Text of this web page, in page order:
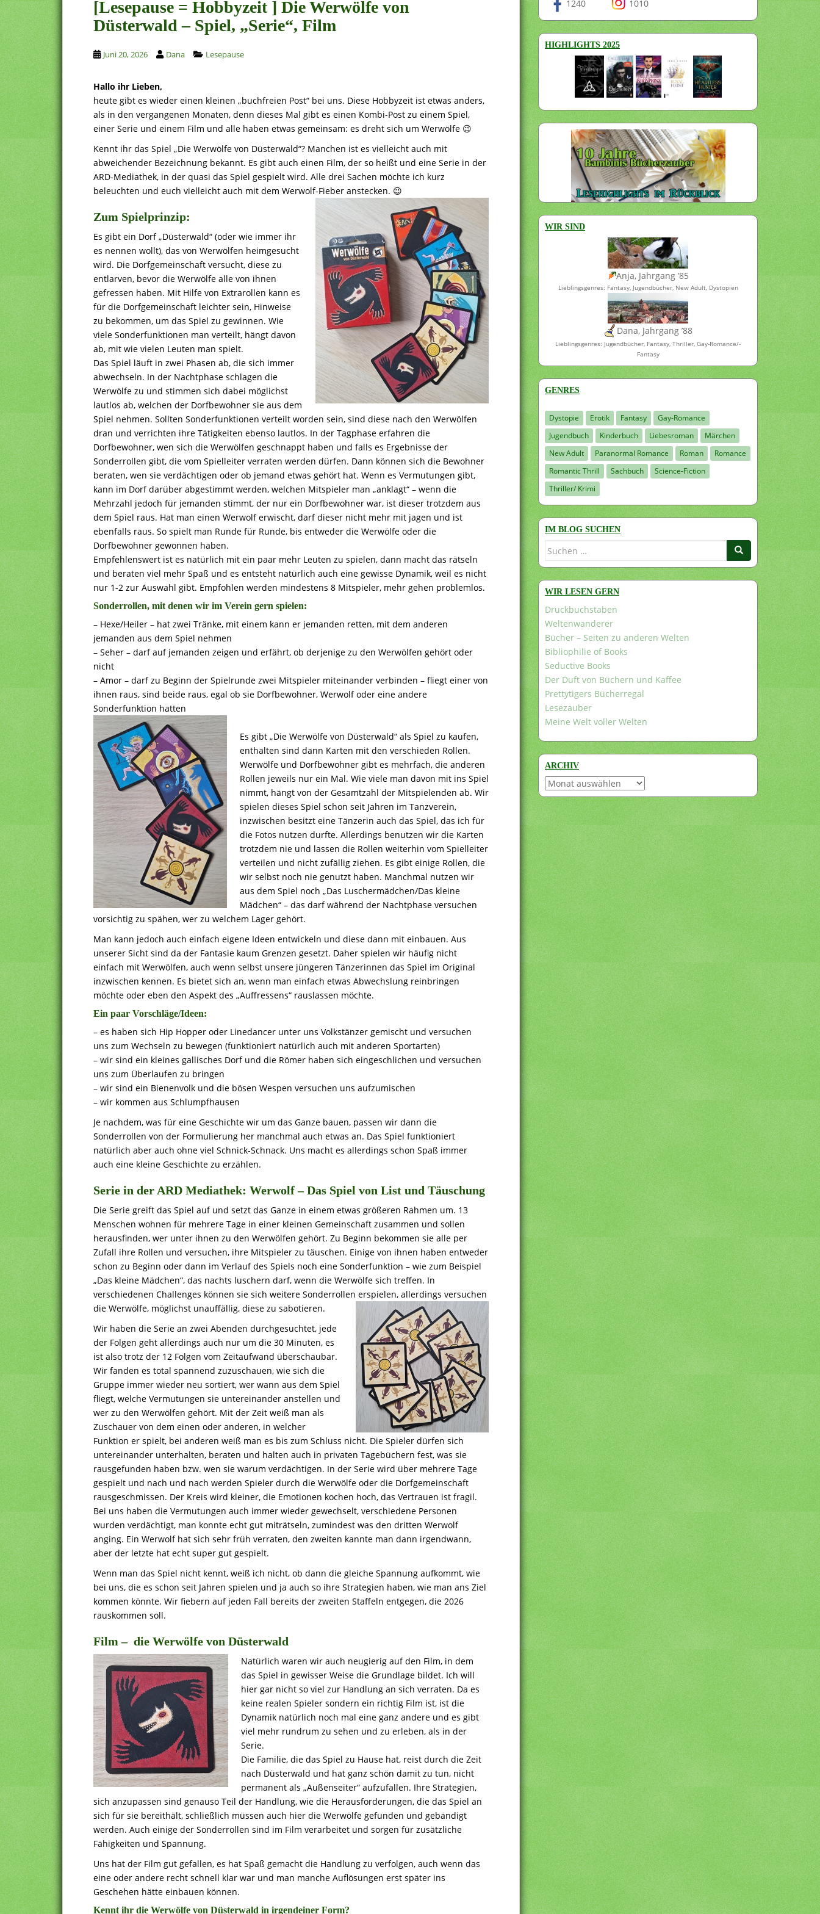
[Lesepause = Hobbyzeit ] Die Werwölfe von
Düsterwald – Spiel, „Serie“, Film
Juni 20, 2026 Dana Lesepause
Hallo ihr Lieben,
heute gibt es wieder einen kleinen „buchfreien Post“ bei uns. Diese Hobbyzeit ist etwas anders,
als in den vergangenen Monaten, denn dieses Mal gibt es einen Kombi-Post zu einem Spiel,
einer Serie und einem Film und alle haben etwas gemeinsam: es dreht sich um Werwölfe 😉
Kennt ihr das Spiel „Die Werwölfe von Düsterwald“? Manchen ist es vielleicht auch mit
abweichender Bezeichnung bekannt. Es gibt auch einen Film, der so heißt und eine Serie in der
ARD-Mediathek, in der quasi das Spiel gespielt wird. Alle drei Sachen möchte ich kurz
beleuchten und euch vielleicht auch mit dem Werwolf-Fieber anstecken. 😉
Zum Spielprinzip:
Es gibt ein Dorf „Düsterwald“ (oder wie immer ihr
es nennen wollt), das von Werwölfen heimgesucht
wird. Die Dorfgemeinschaft versucht, diese zu
entlarven, bevor die Werwölfe alle von ihnen
gefressen haben. Mit Hilfe von Extrarollen kann es
für die Dorfgemeinschaft leichter sein, Hinweise
zu bekommen, um das Spiel zu gewinnen. Wie
viele Sonderfunktionen man verteilt, hängt davon
ab, mit wie vielen Leuten man spielt.
Das Spiel läuft in zwei Phasen ab, die sich immer
abwechseln. In der Nachtphase schlagen die
Werwölfe zu und stimmen sich dabei möglichst
lautlos ab, welchen der Dorfbewohner sie aus dem
Spiel nehmen. Sollten Sonderfunktionen verteilt worden sein, sind diese nach den Werwölfen
dran und verrichten ihre Tätigkeiten ebenso lautlos. In der Tagphase erfahren die
Dorfbewohner, wen sich die Werwölfen geschnappt haben und falls es Ergebnisse der
Sonderrollen gibt, die vom Spielleiter verraten werden dürfen. Dann können sich die Bewohner
beraten, wen sie verdächtigen oder ob jemand etwas gehört hat. Wenn es Vermutungen gibt,
kann im Dorf darüber abgestimmt werden, welchen Mitspieler man „anklagt“ – wenn die
Mehrzahl jedoch für jemanden stimmt, der nur ein Dorfbewohner war, ist dieser trotzdem aus
dem Spiel raus. Hat man einen Werwolf erwischt, darf dieser nicht mehr mit jagen und ist
ebenfalls raus. So spielt man Runde für Runde, bis entweder die Werwölfe oder die
Dorfbewohner gewonnen haben.
Empfehlenswert ist es natürlich mit ein paar mehr Leuten zu spielen, dann macht das rätseln
und beraten viel mehr Spaß und es entsteht natürlich auch eine gewisse Dynamik, weil es nicht
nur 1-2 zur Auswahl gibt. Empfohlen werden mindestens 8 Mitspieler, mehr gehen problemlos.
Sonderrollen, mit denen wir im Verein gern spielen:
– Hexe/Heiler – hat zwei Tränke, mit einem kann er jemanden retten, mit dem anderen
jemanden aus dem Spiel nehmen
– Seher – darf auf jemanden zeigen und erfährt, ob derjenige zu den Werwölfen gehört oder
nicht
– Amor – darf zu Beginn der Spielrunde zwei Mitspieler miteinander verbinden – fliegt einer von
ihnen raus, sind beide raus, egal ob sie Dorfbewohner, Werwolf oder eine andere
Sonderfunktion hatten
Es gibt „Die Werwölfe von Düsterwald“ als Spiel zu kaufen,
enthalten sind dann Karten mit den verschieden Rollen.
Werwölfe und Dorfbewohner gibt es mehrfach, die anderen
Rollen jeweils nur ein Mal. Wie viele man davon mit ins Spiel
nimmt, hängt von der Gesamtzahl der Mitspielenden ab. Wir
spielen dieses Spiel schon seit Jahren im Tanzverein,
inzwischen besitzt eine Tänzerin auch das Spiel, das ich für
die Fotos nutzen durfte. Allerdings benutzen wir die Karten
trotzdem nie und lassen die Rollen weiterhin vom Spielleiter
verteilen und nicht zufällig ziehen. Es gibt einige Rollen, die
wir selbst noch nie genutzt haben. Manchmal nutzen wir
aus dem Spiel noch „Das Luschermädchen/Das kleine
Mädchen“ – das darf während der Nachtphase versuchen
vorsichtig zu spähen, wer zu welchem Lager gehört.
Man kann jedoch auch einfach eigene Ideen entwickeln und diese dann mit einbauen. Aus
unserer Sicht sind da der Fantasie kaum Grenzen gesetzt. Daher spielen wir häufig nicht
einfach mit Werwölfen, auch wenn selbst unsere jüngeren Tänzerinnen das Spiel im Original
inzwischen kennen. Es bietet sich an, wenn man einfach etwas Abwechslung reinbringen
möchte oder eben den Aspekt des „Auffressens“ rauslassen möchte.
Ein paar Vorschläge/Ideen:
– es haben sich Hip Hopper oder Linedancer unter uns Volkstänzer gemischt und versuchen
uns zum Wechseln zu bewegen (funktioniert natürlich auch mit anderen Sportarten)
– wir sind ein kleines gallisches Dorf und die Römer haben sich eingeschlichen und versuchen
uns zum Überlaufen zu bringen
– wir sind ein Bienenvolk und die bösen Wespen versuchen uns aufzumischen
– wir kommen aus Schlumpfhausen
Je nachdem, was für eine Geschichte wir um das Ganze bauen, passen wir dann die
Sonderrollen von der Formulierung her manchmal auch etwas an. Das Spiel funktioniert
natürlich aber auch ohne viel Schnick-Schnack. Uns macht es allerdings schon Spaß immer
auch eine kleine Geschichte zu erzählen.
Serie in der ARD Mediathek: Werwolf – Das Spiel von List und Täuschung
Die Serie greift das Spiel auf und setzt das Ganze in einem etwas größeren Rahmen um. 13
Menschen wohnen für mehrere Tage in einer kleinen Gemeinschaft zusammen und sollen
herausfinden, wer unter ihnen zu den Werwölfen gehört. Zu Beginn bekommen sie alle per
Zufall ihre Rollen und versuchen, ihre Mitspieler zu täuschen. Einige von ihnen haben entweder
schon zu Beginn oder dann im Verlauf des Spiels noch eine Sonderfunktion – wie zum Beispiel
„Das kleine Mädchen“, das nachts luschern darf, wenn die Werwölfe sich treffen. In
verschiedenen Challenges können sie sich weitere Sonderrollen erspielen, allerdings versuchen
die Werwölfe, möglichst unauffällig, diese zu sabotieren.
Wir haben die Serie an zwei Abenden durchgesuchtet, jede
der Folgen geht allerdings auch nur um die 30 Minuten, es
ist also trotz der 12 Folgen vom Zeitaufwand überschaubar.
Wir fanden es total spannend zuzuschauen, wie sich die
Gruppe immer wieder neu sortiert, wer wann aus dem Spiel
fliegt, welche Vermutungen sie untereinander anstellen und
wer zu den Werwölfen gehört. Mit der Zeit weiß man als
Zuschauer von dem einen oder anderen, in welcher
Funktion er spielt, bei anderen weiß man es bis zum Schluss nicht. Die Spieler dürfen sich
untereinander unterhalten, beraten und halten auch in privaten Tagebüchern fest, was sie
rausgefunden haben bzw. wen sie warum verdächtigen. In der Serie wird über mehrere Tage
gespielt und nach und nach werden Spieler durch die Werwölfe oder die Dorfgemeinschaft
rausgeschmissen. Der Kreis wird kleiner, die Emotionen kochen hoch, das Vertrauen ist fragil.
Bei uns haben die Vermutungen auch immer wieder gewechselt, verschiedene Personen
wurden verdächtigt, man konnte echt gut miträtseln, zumindest was den dritten Werwolf
anging. Ein Werwolf hat sich sehr früh verraten, den zweiten kannte man dann irgendwann,
aber der letzte hat echt super gut gespielt.
Wenn man das Spiel nicht kennt, weiß ich nicht, ob dann die gleiche Spannung aufkommt, wie
bei uns, die es schon seit Jahren spielen und ja auch so ihre Strategien haben, wie man ans Ziel
kommen könnte. Wir fiebern auf jeden Fall bereits der zweiten Staffeln entgegen, die 2026
rauskommen soll.
Film – die Werwölfe von Düsterwald
Natürlich waren wir auch neugierig auf den Film, in dem
das Spiel in gewisser Weise die Grundlage bildet. Ich will
hier gar nicht so viel zur Handlung an sich verraten. Da es
keine realen Spieler sondern ein richtig Film ist, ist die
Dynamik natürlich noch mal eine ganz andere und es gibt
viel mehr rundrum zu sehen und zu erleben, als in der
Serie.
Die Familie, die das Spiel zu Hause hat, reist durch die Zeit
nach Düsterwald und hat ganz schön damit zu tun, nicht
permanent als „Außenseiter“ aufzufallen. Ihre Strategien,
sich anzupassen sind genauso Teil der Handlung, wie die Herausforderungen, die das Spiel an
sich für sie bereithält, schließlich müssen auch hier die Werwölfe gefunden und gebändigt
werden. Auch einige der Sonderrollen sind im Film verarbeitet und sorgen für zusätzliche
Fähigkeiten und Spannung.
Uns hat der Film gut gefallen, es hat Spaß gemacht die Handlung zu verfolgen, auch wenn das
eine oder andere recht schnell klar war und man manche Auflösungen erst später ins
Geschehen hätte einbauen können.
Kennt ihr die Werwölfe von Düsterwald in irgendeiner Form?
1240 1010
HIGHLIGHTS 2025
WIR SIND
Anja, Jahrgang ’85
Lieblingsgenres: Fantasy, Jugendbücher, New Adult, Dystopien
Dana, Jahrgang ’88
Lieblingsgenres: Jugendbücher, Fantasy, Thriller, Gay-Romance/-
Fantasy
GENRES
Dystopie Erotik Fantasy
Gay-Romance
Jugendbuch
Kinderbuch Liebesroman
Märchen
New Adult
Paranormal Romance Roman
Romance
Romantic Thrill
Sachbuch
Science-Fiction
Thriller/ Krimi
IM BLOG SUCHEN
Suchen
WIR LESEN GERN
Druckbuchstaben
Weltenwanderer
Bücher – Seiten zu anderen Welten
Bibliophilie of Books
Seductive Books
Der Duft von Büchern und Kaffee
Prettytigers Bücherregal
Lesezauber
Meine Welt voller Welten
ARCHIV
Archiv